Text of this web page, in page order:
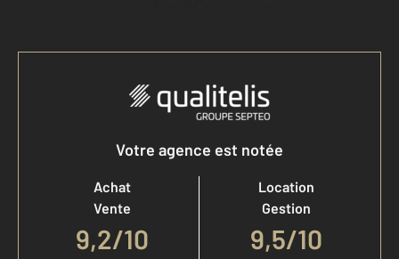
Accéder à mon compte
Votre agence est notée
Achat
Vente
9,2/10
Location
Gestion
9,5/10